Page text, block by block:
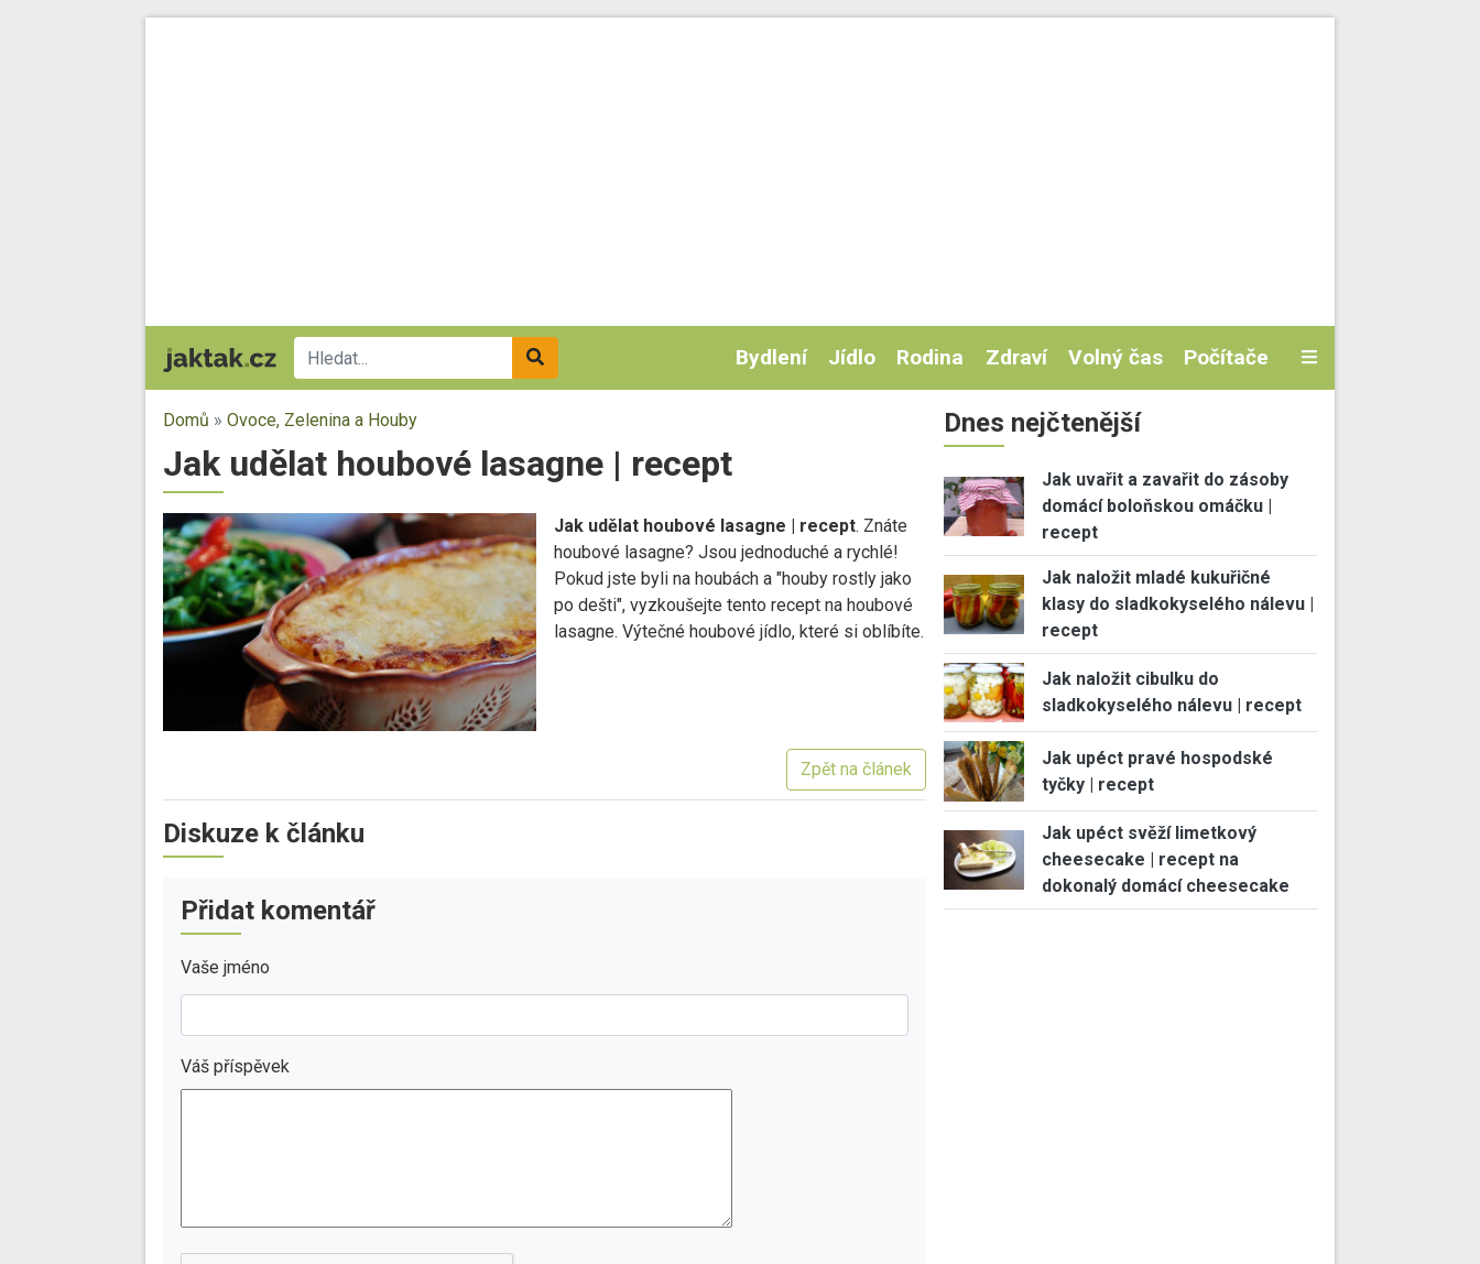
Bydlení Jídlo Rodina Zdraví Volný čas Počítače
Domů » Ovoce, Zelenina a Houby
Jak udělat houbové lasagne | recept
Jak udělat houbové lasagne | recept. Znáte
houbové lasagne? Jsou jednoduché a rychlé!
Pokud jste byli na houbách a "houby rostly jako
po dešti", vyzkoušejte tento recept na houbové
lasagne. Výtečné houbové jídlo, které si oblíbíte.
Zpět na článek
Diskuze k článku
Přidat komentář
Vaše jméno
Váš příspěvek
Dnes nejčtenější
Jak uvařit a zavařit do zásoby
domácí boloňskou omáčku |
recept
Jak naložit mladé kukuřičné
klasy do sladkokyselého nálevu |
recept
Jak naložit cibulku do
sladkokyselého nálevu | recept
Jak upéct pravé hospodské
tyčky | recept
Jak upéct svěží limetkový
cheesecake | recept na
dokonalý domácí cheesecake